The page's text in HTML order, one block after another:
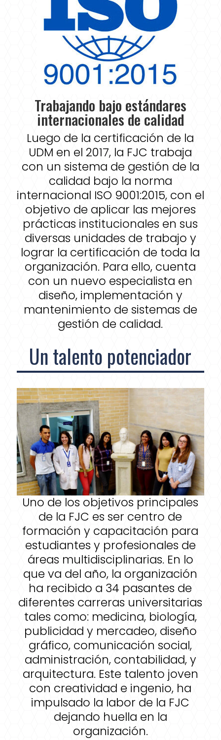
Trabajando bajo estándares
internacionales de calidad
Luego de la certificación de la
UDM en el 2017, la FJC trabaja
con un sistema de gestión de la
calidad bajo la norma
internacional ISO 9001:2015, con el
objetivo de aplicar las mejores
prácticas institucionales en sus
diversas unidades de trabajo y
lograr la certificación de toda la
organización. Para ello, cuenta
con un nuevo especialista en
diseño, implementación y
mantenimiento de sistemas de
gestión de calidad.
Un talento potenciador
Uno de los objetivos principales
de la FJC es ser centro de
formación y capacitación para
estudiantes y profesionales de
áreas multidisciplinarias. En lo
que va del año, la organización
ha recibido a 34 pasantes de
diferentes carreras universitarias
tales como: medicina, biología,
publicidad y mercadeo, diseño
gráfico, comunicación social,
administración, contabilidad, y
arquitectura. Este talento joven
con creatividad e ingenio, ha
impulsado la labor de la FJC
dejando huella en la
organización.